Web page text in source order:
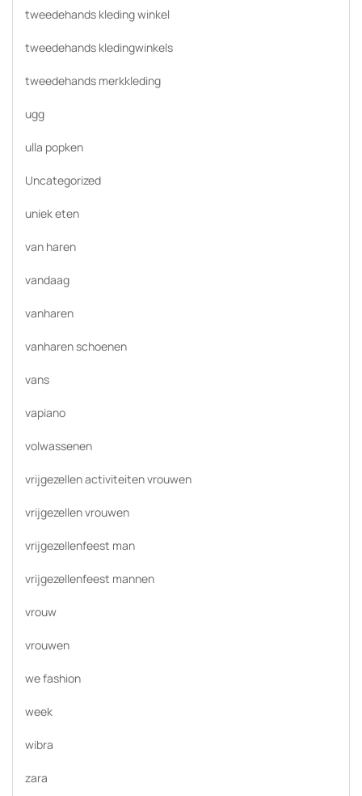
tweedehands kleding winkel
tweedehands kledingwinkels
tweedehands merkkleding
ugg
ulla popken
Uncategorized
uniek eten
van haren
vandaag
vanharen
vanharen schoenen
vans
vapiano
volwassenen
vrijgezellen activiteiten vrouwen
vrijgezellen vrouwen
vrijgezellenfeest man
vrijgezellenfeest mannen
vrouw
vrouwen
we fashion
week
wibra
zara